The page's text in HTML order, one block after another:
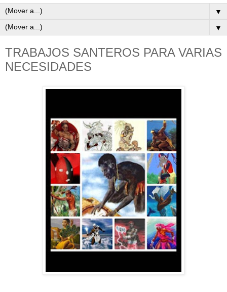
▼
▼
TRABAJOS SANTEROS PARA VARIAS
NECESIDADES